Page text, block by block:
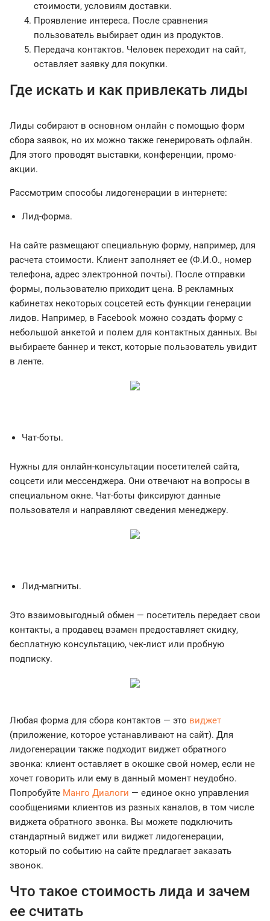
стоимости, условиям доставки.
Проявление интереса. После сравнения
пользователь выбирает один из продуктов.
Передача контактов. Человек переходит на сайт,
оставляет заявку для покупки.
Где искать и как привлекать лиды
Лиды собирают в основном онлайн с помощью форм
сбора заявок, но их можно также генерировать офлайн.
Для этого проводят выставки, конференции, промо-
акции.
Рассмотрим способы лидогенерации в интернете:
Лид-форма.
На сайте размещают специальную форму, например, для
расчета стоимости. Клиент заполняет ее (Ф.И.О., номер
телефона, адрес электронной почты). После отправки
формы, пользователю приходит цена. В рекламных
кабинетах некоторых соцсетей есть функции генерации
лидов. Например, в Facebook можно создать форму с
небольшой анкетой и полем для контактных данных. Вы
выбираете баннер и текст, которые пользователь увидит
в ленте.
Чат-боты.
Нужны для онлайн-консультации посетителей сайта,
соцсети или мессенджера. Они отвечают на вопросы в
специальном окне. Чат-боты фиксируют данные
пользователя и направляют сведения менеджеру.
Лид-магниты.
Это взаимовыгодный обмен — посетитель передает свои
контакты, а продавец взамен предоставляет скидку,
бесплатную консультацию, чек-лист или пробную
подписку.
Любая форма для сбора контактов — это виджет
(приложение, которое устанавливают на сайт). Для
лидогенерации также подходит виджет обратного
звонка: клиент оставляет в окошке свой номер, если не
хочет говорить или ему в данный момент неудобно.
Попробуйте Манго Диалоги — единое окно управления
сообщениями клиентов из разных каналов, в том числе
виджета обратного звонка. Вы можете подключить
стандартный виджет или виджет лидогенерации,
который по событию на сайте предлагает заказать
звонок.
Что такое стоимость лида и зачем
ее считать